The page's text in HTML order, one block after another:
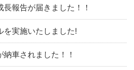
報告が届きました！！
を実施いたしました!
車されました！！